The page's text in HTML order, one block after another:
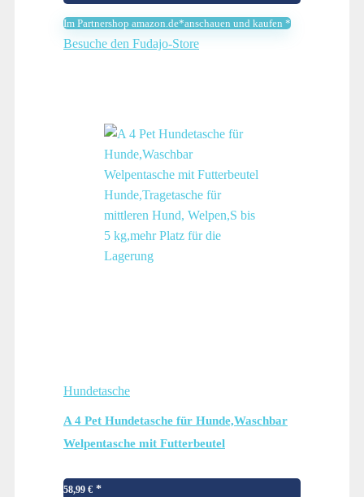
Im Partnershop amazon.de*anschauen und kaufen *
Besuche den Fudajo-Store
Hundetasche
A 4 Pet Hundetasche für Hunde,Waschbar
Welpentasche mit Futterbeutel
Welpen,S bis 5 kg,mehr Platz für die
58,99 €